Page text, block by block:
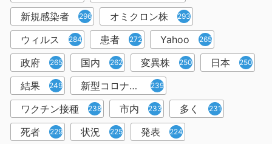
新規感染者 296 オミクロン株 293
ウィルス 284 患者 272 Yahoo 265
政府 265 国内 262 変異株 250 日本 250
結果 249 新型コロナウイルスワクチン 239
ワクチン接種 238 市内 233 多く 231
死者 229 状況 225 発表 224